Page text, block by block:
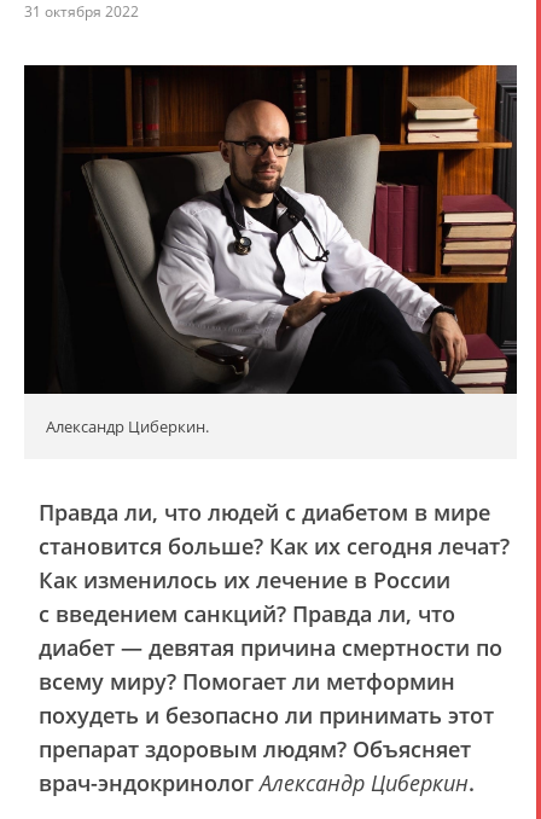
31 октября 2022
Александр Циберкин.
Правда ли, что людей с диабетом в мире
становится больше? Как их сегодня лечат?
Как изменилось их лечение в России
с введением санкций? Правда ли, что
диабет — девятая причина смертности по
всему миру? Помогает ли метформин
похудеть и безопасно ли принимать этот
препарат здоровым людям? Объясняет
врач-эндокринологАлександр Циберкин.